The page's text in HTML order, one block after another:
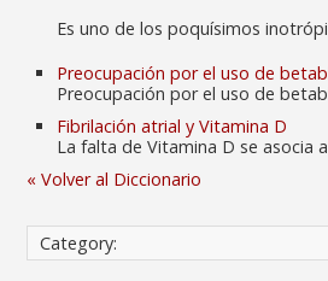
Es uno de los poquísimos
Preocupación por el uso de
Preocupación por el uso de
Fibrilación atrial y Vitamina D
La falta de Vitamina D se asocia
« Volver al Diccionario
Category: